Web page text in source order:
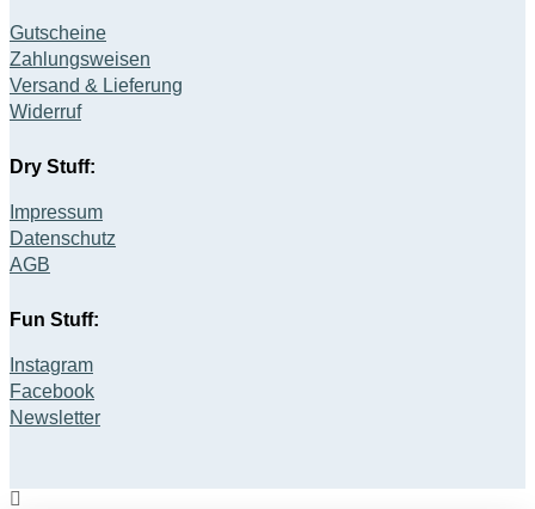
Gutscheine
Zahlungsweisen
Versand & Lieferung
Widerruf
Dry Stuff:
Impressum
Datenschutz
AGB
Fun Stuff:
Instagram
Facebook
Newsletter